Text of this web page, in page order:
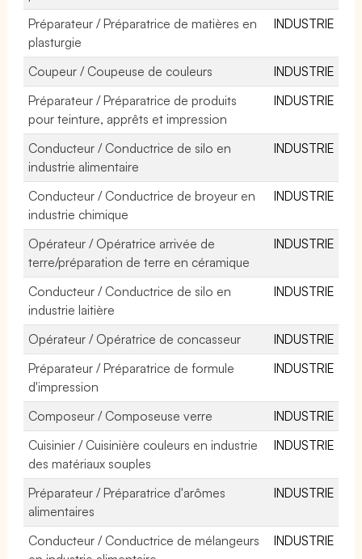
Préparateur / Préparatrice de matières en
plasturgie
INDUSTRIE
Coupeur / Coupeuse de couleurs
INDUSTRIE
Préparateur / Préparatrice de produits
pour teinture, apprêts et impression
INDUSTRIE
Conducteur / Conductrice de silo en
industrie alimentaire
INDUSTRIE
Conducteur / Conductrice de broyeur en
industrie chimique
INDUSTRIE
Opérateur / Opératrice arrivée de
terre/préparation de terre en céramique
INDUSTRIE
Conducteur / Conductrice de silo en
industrie laitière
INDUSTRIE
Opérateur / Opératrice de concasseur
INDUSTRIE
Préparateur / Préparatrice de formule
d'impression
INDUSTRIE
Composeur / Composeuse verre
INDUSTRIE
Cuisinier / Cuisinière couleurs en industrie
des matériaux souples
INDUSTRIE
Préparateur / Préparatrice d'arômes
alimentaires
INDUSTRIE
Conducteur / Conductrice de mélangeurs
INDUSTRIE